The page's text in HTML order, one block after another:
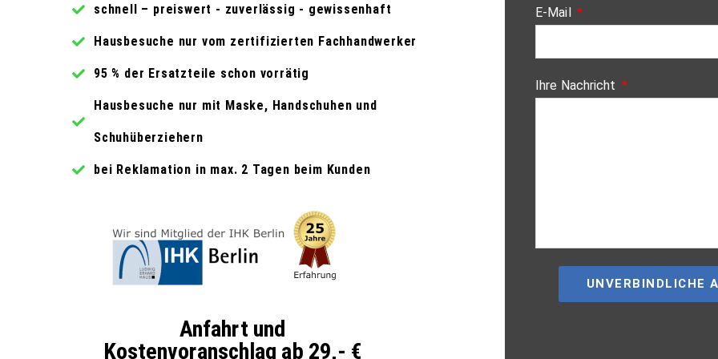
schnell – preiswert - zuverlässig - gewissenhaft
Hausbesuche nur vom zertifizierten Fachhandwerker
95 % der Ersatzteile schon vorrätig
Hausbesuche nur mit Maske, Handschuhen und
Schuhüberziehern
bei Reklamation in max. 2 Tagen beim Kunden
Anfahrt und
Kostenvoranschlag ab 29,- €
E-Mail
Ihre Nachricht
UNVERBINDLICHE